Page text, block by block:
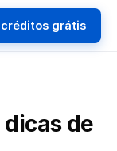
créditos grátis
dicas de